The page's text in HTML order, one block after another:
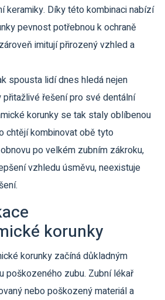
keramiky. Díky této kombinaci nabízí
pevnost potřebnou k ochraně
imitují přirozený vzhled a
spousta lidí dnes hledá nejen
řešení pro své dentální
korunky se tak staly oblíbenou
chtějí kombinovat obě tyto
po velkém zubním zákroku,
vzhledu úsměvu, neexistuje
korunky
korunky začíná důkladným
poškozeného zubu. Zubní lékař
nebo poškozený materiál a